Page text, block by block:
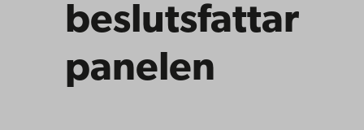
beslutsfattar
panelen